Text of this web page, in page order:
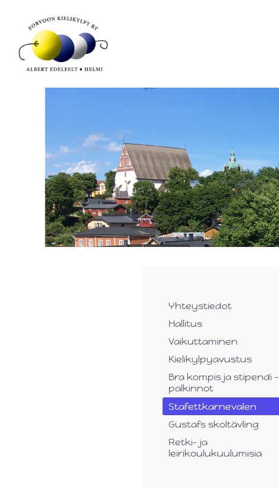
sivun
sisältöön
Porvoon Kielikylpy ry
Yhteystiedot
Hallitus
Vaikuttaminen
Kielikylpyavustus
Bra kompis ja stipendi -
palkinnot
Stafettkarnevalen
Gustafs skoltävling
Retki- ja
leirikoulukuulumisia